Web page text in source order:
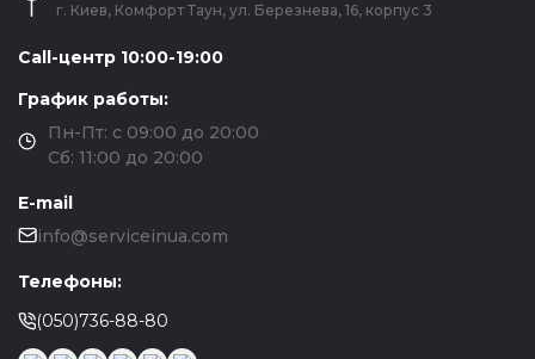
г. Киев, Комфорт Таун, ул. Березнева, 16, корпус 3
Call-центр 10:00-19:00
График работы:
Пн-Пт: с 09:00 до 20:00
Сб: 11:00 до 20:00
E-mail
info@serviceinua.com
Телефоны:
(050)736-88-80